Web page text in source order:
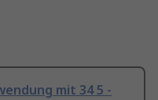
mit 34 5 -